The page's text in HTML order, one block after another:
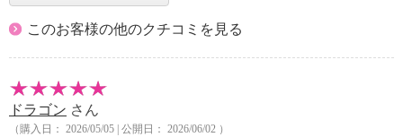
このお客様の他のクチコミを見る
ドラゴン さん
（購入日： 2026/05/05 | 公開日： 2026/06/02 ）